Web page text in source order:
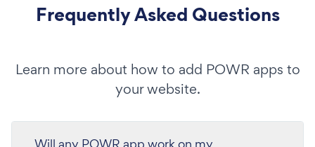
Frequently Asked Questions
Learn more about how to add POWR apps to
your website.
Will any POWR app work on my